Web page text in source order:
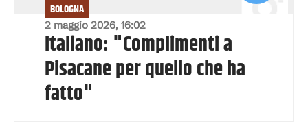
2 maggio 2026, 16:02
BOLOGNA
Italiano: "Complimenti a
Pisacane per quello che ha
fatto"